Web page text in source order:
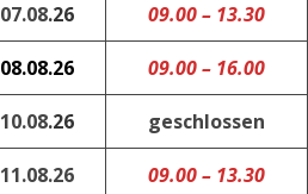
07.08.26 09.00 – 13.30
08.08.26 09.00– 16.00
10.08.26 geschlossen
11.08.26 09.00 – 13.30